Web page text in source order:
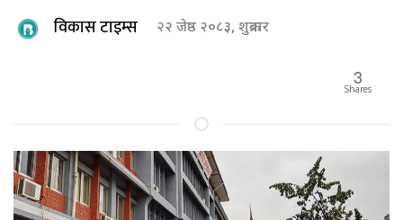
विकास टाइम्स २२ जेष्ठ २०८३, शुक्रबार
3
Shares